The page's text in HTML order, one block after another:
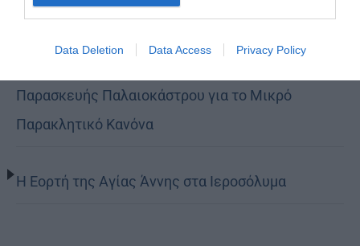
Data Deletion Data Access Privacy Policy
Όταν είσαι ευλαβής
Παρασκευής Παλαιοκάστρου για το Μικρό
Παρακλητικό Κανόνα
Η Εορτή της Αγίας Άννης στα Ιεροσόλυμα